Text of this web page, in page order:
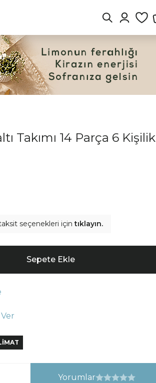
Takımı 14 Parça 6 Kişilik
seçenekleri içintıklayın.
Sepete Ekle
Yorumlar